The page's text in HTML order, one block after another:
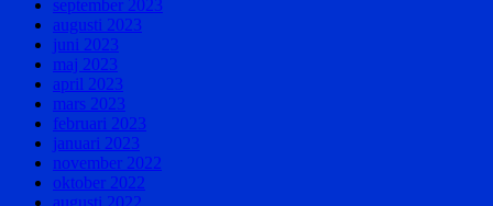
september 2023
augusti 2023
juni 2023
maj 2023
april 2023
mars 2023
februari 2023
januari 2023
november 2022
oktober 2022
augusti 2022